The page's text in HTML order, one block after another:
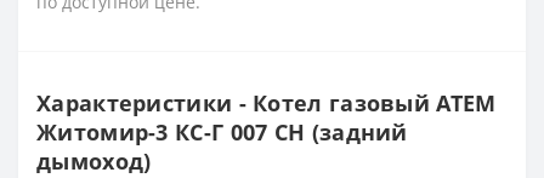
Характеристики - Котел газовый АТЕМ
Житомир-3 КС-Г 007 СН (задний
дымоход)